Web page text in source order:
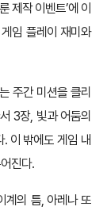
제작 이벤트’에 이
임 플레이 재미와
주간 미션을 클리
3장, 빛과 어둠의
이 밖에도 게임 내
진다.
계의 틈, 아레나 또